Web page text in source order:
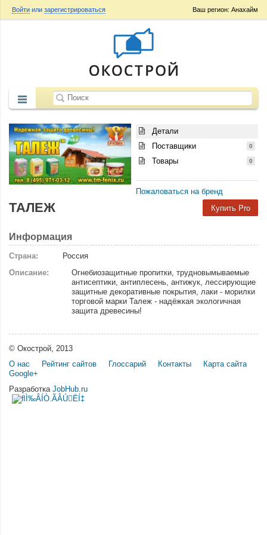
Ваш регион: Анахайм
Войти или зарегистрироваться
Детали
Поставщики
0
Товары 0
Пожаловаться на бренд
Купить Pro
ТАЛЕЖ
Информация
Страна:
Россия
Описание:
Огнебиозащитные пропитки, трудновымываемые
антисептики, антиплесень, антижук, лессирующие
защитные декоративные покрытия, лаки - морилки
торговой марки Талеж - надёжкая экологичная
защита древесины!
© Окострой, 2013
О нас
Рейтинг сайтов Глоссарий Контакты
Карта сайта
Google+
Разработка JobHub.ru